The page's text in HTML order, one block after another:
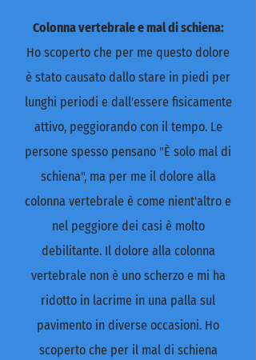
Colonna vertebrale e mal di schiena:
Ho scoperto che per me questo dolore
è stato causato dallo stare in piedi per
lunghi periodi e dall'essere fisicamente
attivo, peggiorando con il tempo. Le
persone spesso pensano "È solo mal di
schiena", ma per me il dolore alla
colonna vertebrale è come nient'altro e
nel peggiore dei casi è molto
debilitante. Il dolore alla colonna
vertebrale non è uno scherzo e mi ha
ridotto in lacrime in una palla sul
pavimento in diverse occasioni. Ho
scoperto che per il mal di schiena